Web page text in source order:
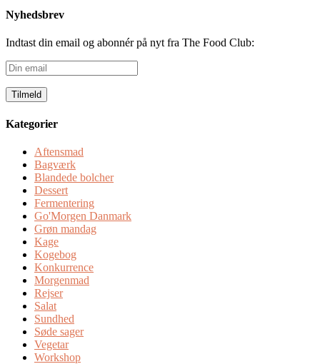
Nyhedsbrev
Indtast din email og abonnér på nyt fra The Food Club:
Din
email
Kategorier
Aftensmad
Bagværk
Blandede bolcher
Dessert
Fermentering
Go'Morgen Danmark
Grøn mandag
Kage
Kogebog
Konkurrence
Morgenmad
Rejser
Salat
Sundhed
Søde sager
Vegetar
Workshop